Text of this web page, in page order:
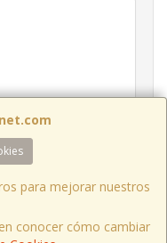
para mejorar nuestros
conocer cómo cambiar